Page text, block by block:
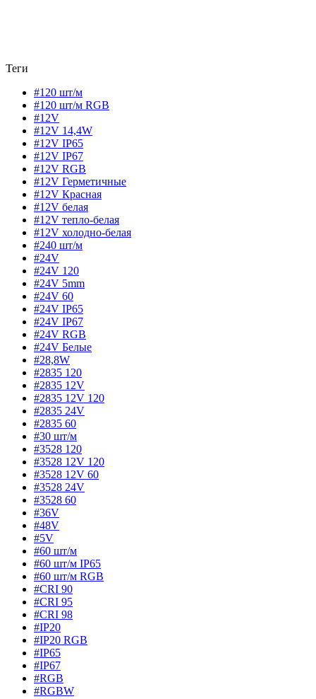
Теги
#120 шт/м
#120 шт/м RGB
#12V
#12V 14,4W
#12V IP65
#12V IP67
#12V RGB
#12V Герметичные
#12V Красная
#12V белая
#12V тепло-белая
#12V холодно-белая
#240 шт/м
#24V
#24V 120
#24V 5mm
#24V 60
#24V IP65
#24V IP67
#24V RGB
#24V Белые
#28,8W
#2835 120
#2835 12V
#2835 12V 120
#2835 24V
#2835 60
#30 шт/м
#3528 120
#3528 12V 120
#3528 12V 60
#3528 24V
#3528 60
#36V
#48V
#5V
#60 шт/м
#60 шт/м IP65
#60 шт/м RGB
#CRI 90
#CRI 95
#CRI 98
#IP20
#IP20 RGB
#IP65
#IP67
#RGB
#RGBW